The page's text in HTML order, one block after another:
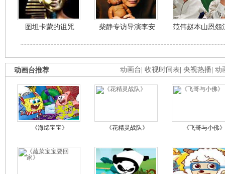
图坦卡蒙的诅咒 柴静专访导演李安 范伟赵本山恩怨
动画台 收视时间表 央视热播 动
动画台推荐
《海绵宝宝》 《花精灵战队》 《飞哥与小佛》